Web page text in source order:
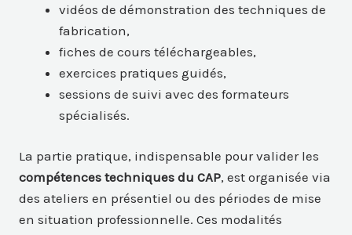
vidéos de démonstration des techniques de
fabrication,
fiches de cours téléchargeables,
exercices pratiques guidés,
sessions de suivi avec des formateurs
spécialisés.
La partie pratique, indispensable pour valider les
compétences techniques du CAP, est organisée via
des ateliers en présentiel ou des périodes de mise
en situation professionnelle. Ces modalités